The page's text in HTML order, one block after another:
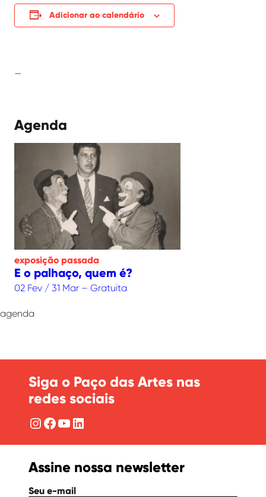
Adicionar ao calendário
—
Agenda
exposição passada
E o palhaço, quem é?
02 Fev / 31 Mar – Gratuita
agenda
Siga o Paço das Artes nas
redes sociais
Instagram
Facebook
YouTube
LinkedIn
Assine nossa newsletter
Seu e-mail